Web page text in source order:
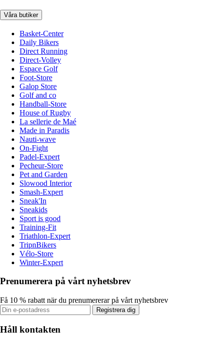
Våra butiker
Basket-Center
Daily Bikers
Direct Running
Direct-Volley
Espace Golf
Foot-Store
Galop Store
Golf and co
Handball-Store
House of Rugby
La sellerie de Maé
Made in Paradis
Nauti-wave
On-Fight
Padel-Expert
Pecheur-Store
Pet and Garden
Slowood Interior
Smash-Expert
Sneak'In
Sneakids
Sport is good
Training-Fit
Triathlon-Expert
TripnBikers
Vélo-Store
Winter-Expert
Prenumerera på vårt nyhetsbrev
Få 10 % rabatt när du prenumererar på vårt nyhetsbrev
Registrera dig
Håll kontakten